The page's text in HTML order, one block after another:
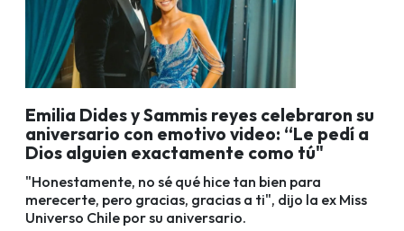
Emilia Dides y Sammis reyes celebraron su
aniversario con emotivo video: “Le pedí a
Dios alguien exactamente como tú"
"Honestamente, no sé qué hice tan bien para
merecerte, pero gracias, gracias a ti", dijo la ex Miss
Universo Chile por su aniversario.